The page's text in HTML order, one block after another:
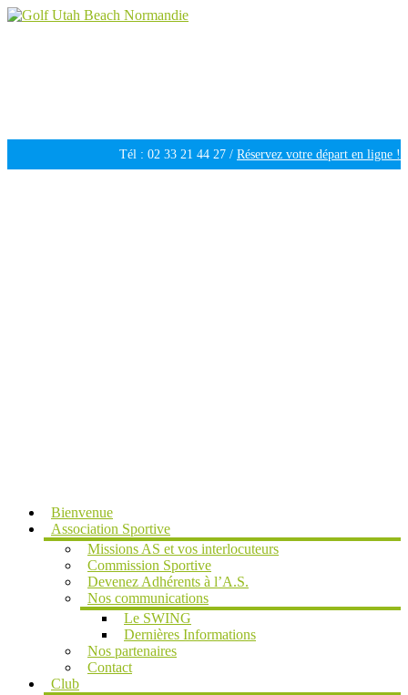
Tél : 02 33 21 44 27 / Réservez votre départ en ligne !
Bienvenue
Association Sportive
Missions AS et vos interlocuteurs
Commission Sportive
Devenez Adhérents à l’A.S.
Nos communications
Le SWING
Dernières Informations
Nos partenaires
Contact
Club